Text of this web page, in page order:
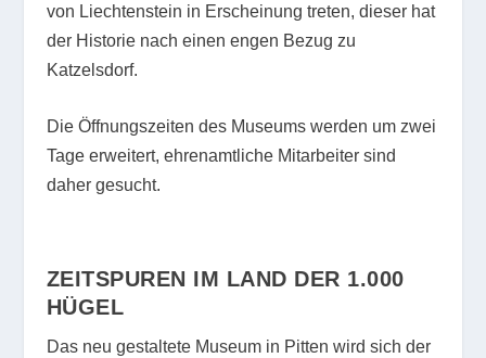
von Liechtenstein in Erscheinung treten, dieser hat
der Historie nach einen engen Bezug zu
Katzelsdorf.
Die Öffnungszeiten des Museums werden um zwei
Tage erweitert, ehrenamtliche Mitarbeiter sind
daher gesucht.
ZEITSPUREN IM LAND DER 1.000
HÜGEL
Das neu gestaltete Museum in Pitten wird sich der